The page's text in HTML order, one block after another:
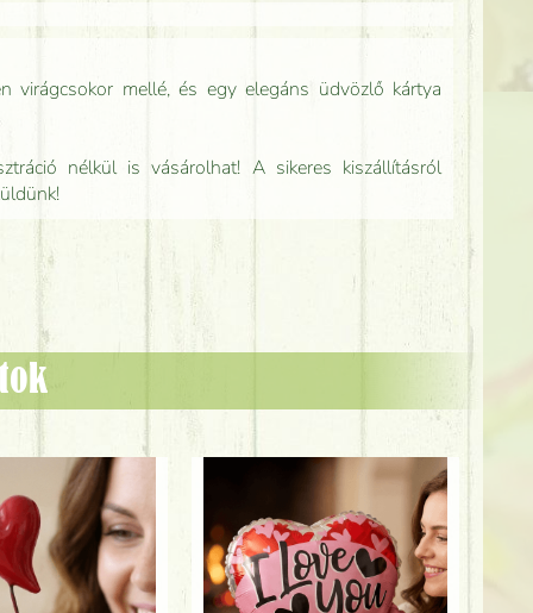
virágcsokor mellé, és egy elegáns üdvözlő kártya
nélkül is vásárolhat! A sikeres kiszállításról